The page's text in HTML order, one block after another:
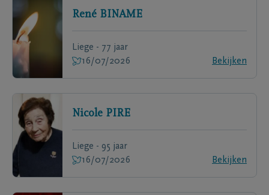
René BINAME
Liege - 77 jaar
16/07/2026
Bekijken
Nicole PIRE
Liege - 95 jaar
16/07/2026
Bekijken